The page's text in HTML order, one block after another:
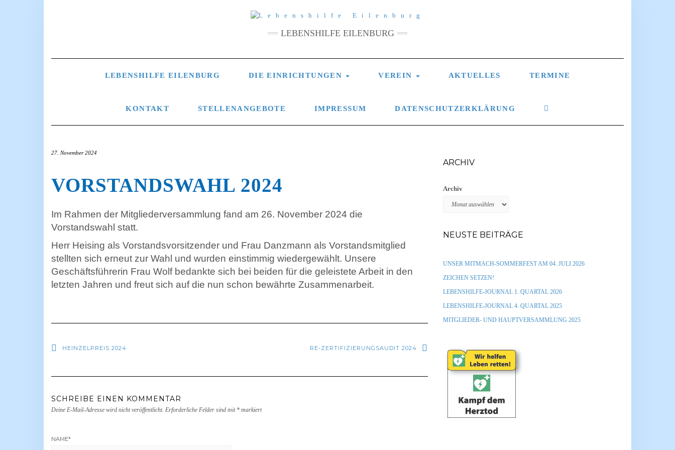
LEBENSHILFE EILENBURG
LEBENSHILFE EILENBURG DIE EINRICHTUNGEN VEREIN AKTUELLES TERMINE
KONTAKT STELLENANGEBOTE IMPRESSUM DATENSCHUTZERKLÄRUNG
27. November 2024
VORSTANDSWAHL 2024
Im Rahmen der Mitgliederversammlung fand am 26. November 2024 die
Vorstandswahl statt.
Herr Heising als Vorstandsvorsitzender und Frau Danzmann als Vorstandsmitglied
stellten sich erneut zur Wahl und wurden einstimmig wiedergewählt. Unsere
Geschäftsführerin Frau Wolf bedankte sich bei beiden für die geleistete Arbeit in den
letzten Jahren und freut sich auf die nun schon bewährte Zusammenarbeit.
HEINZELPREIS 2024 RE-ZERTIFIZIERUNGSAUDIT 2024
SCHREIBE EINEN KOMMENTAR
Deine E-Mail-Adresse wird nicht veröffentlicht. Erforderliche Felder sind mit * markiert
NAME*
ARCHIV
Archiv
NEUSTE BEITRÄGE
UNSER MITMACH-SOMMERFEST AM 04. JULI 2026
ZEICHEN SETZEN!
LEBENSHILFE-JOURNAL 1. QUARTAL 2026
LEBENSHILFE-JOURNAL 4. QUARTAL 2025
MITGLIEDER- UND HAUPTVERSAMMLUNG 2025